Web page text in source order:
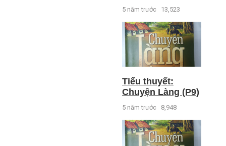
5 năm trước 13,523
Tiểu thuyết:
Chuyện Làng (P9)
5 năm trước 8,948